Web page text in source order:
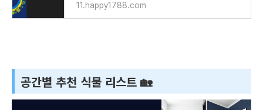
11.happy1788.com
공간별 추천 식물 리스트 🏡